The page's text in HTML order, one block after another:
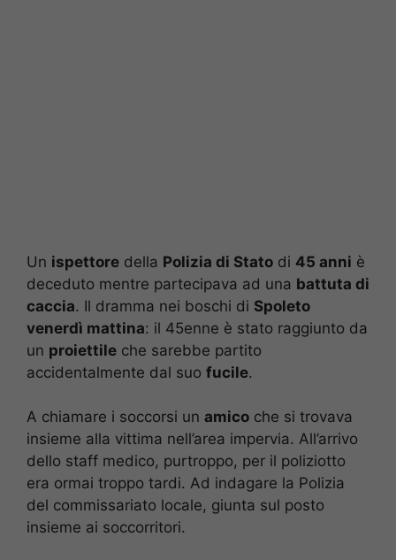
Un ispettore della Polizia di Stato di 45 anni è
deceduto mentre partecipava ad una battuta di
caccia. Il dramma nei boschi di Spoleto
venerdì mattina: il 45enne è stato raggiunto da
un proiettile che sarebbe partito
accidentalmente dal suo fucile.
A chiamare i soccorsi un amico che si trovava
insieme alla vittima nell’area impervia. All’arrivo
dello staff medico, purtroppo, per il poliziotto
era ormai troppo tardi. Ad indagare la Polizia
del commissariato locale, giunta sul posto
insieme ai soccorritori.